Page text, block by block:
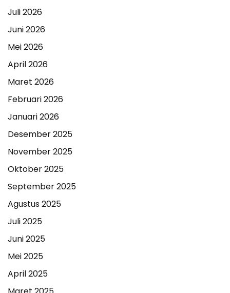
Juli 2026
Juni 2026
Mei 2026
April 2026
Maret 2026
Februari 2026
Januari 2026
Desember 2025
November 2025
Oktober 2025
September 2025
Agustus 2025
Juli 2025
Juni 2025
Mei 2025
April 2025